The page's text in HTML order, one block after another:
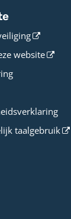
website
taalgebruik